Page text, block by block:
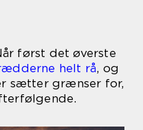
først det øverste
helt rå, og
sætter grænser for,